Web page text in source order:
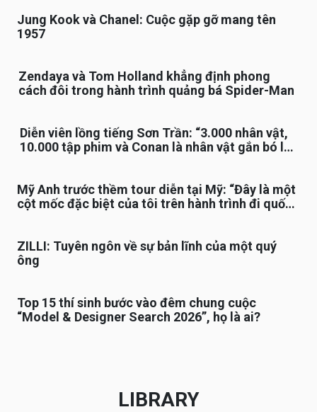
Jung Kook và Chanel: Cuộc gặp gỡ mang tên
1957
Zendaya và Tom Holland khẳng định phong
cách đôi trong hành trình quảng bá Spider-Man
Diễn viên lồng tiếng Sơn Trần: “3.000 nhân vật,
10.000 tập phim và Conan là nhân vật gắn bó lâu
Mỹ Anh trước thềm tour diễn tại Mỹ: “Đây là một
cột mốc đặc biệt của tôi trên hành trình đi quốc
ZILLI: Tuyên ngôn về sự bản lĩnh của một quý
ông
Top 15 thí sinh bước vào đêm chung cuộc
“Model & Designer Search 2026”, họ là ai?
LIBRARY